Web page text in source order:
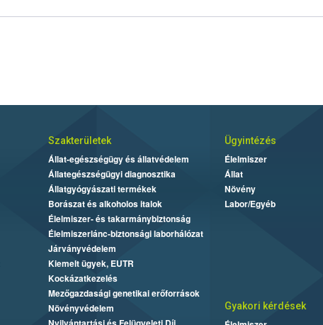
Szakterületek
Állat-egészségügy és állatvédelem
Állategészségügyi diagnosztika
Állatgyógyászati termékek
Borászat és alkoholos italok
Élelmiszer- és takarmánybiztonság
Élelmiszerlánc-biztonsági laborhálózat
Járványvédelem
Kiemelt ügyek, EUTR
Kockázatkezelés
Mezőgazdasági genetikai erőforrások
Növényvédelem
Ügyintézés
Élelmiszer
Állat
Növény
Labor/Egyéb
Gyakori kérdések